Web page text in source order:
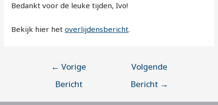
Bedankt voor de leuke tijden, Ivo!
Bekijk hier hetoverlijdensbericht.
← Vorige
Bericht
Volgende
Bericht →